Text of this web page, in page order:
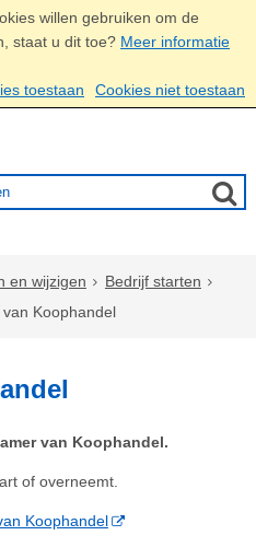
willen gebruiken om de
staat u dit toe? Meer informatie
toestaan
Cookies niet toestaan
en wijzigen
Bedrijf starten
van Koophandel
van Koophandel.
of overneemt.
Koophandel